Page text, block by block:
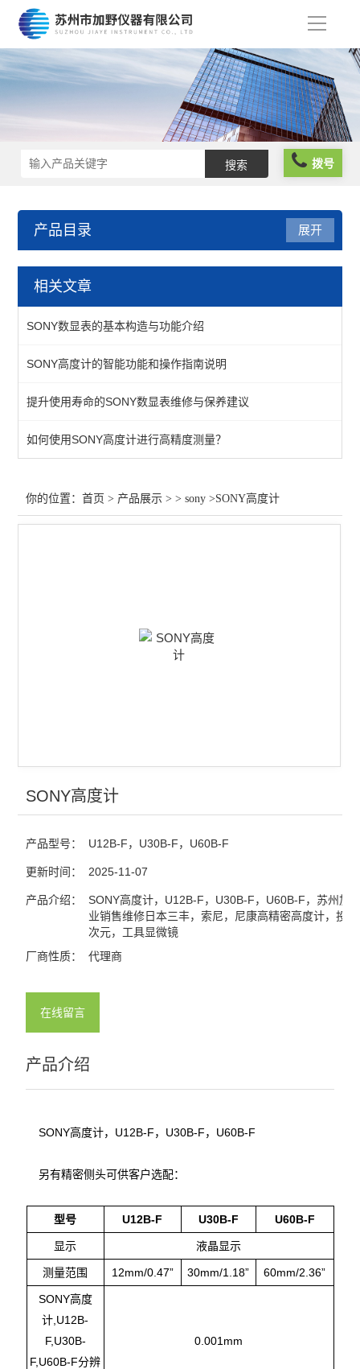
导
拨号
产品目录
sony
展开
相关文章
SONY数显表的基本构造与功能介绍
SONY高度计的智能功能和操作指南说明
提升使用寿命的SONY数显表维修与保养建议
如何使用SONY高度计进行高精度测量？
你的位置：首页 > 产品展示 > >sony >SONY高度计
SONY高度计
产品型号： U12B-F，U30B-F，U60B-F
更新时间： 2025-11-07
产品介绍：
SONY高度计，U12B-F，U30B-F，U60B-F，苏州加
业销售维修日本三丰，索尼，尼康高精密高度计，投
次元，工具显微镜
厂商性质：
代理商
在线留言
产品介绍
SONY高度计，U12B-F，U30B-F，U60B-F
另有精密侧头可供客户选配：
型号 U12B-F U30B-F U60B-F
显示 液晶显示
测量范围 12mm/0.47” 30mm/1.18” 60mm/2.36”
SONY高度
计,U12B-
F,U30B-
F,U60B-F分辨
0.001mm